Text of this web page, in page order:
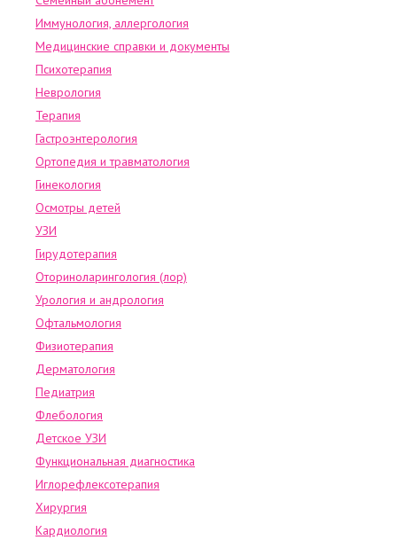
Иммунология, аллергология
Медицинские справки и документы
Психотерапия
Неврология
Терапия
Гастроэнтерология
Ортопедия и травматология
Гинекология
Осмотры детей
УЗИ
Гирудотерапия
Оториноларингология (лор)
Урология и андрология
Офтальмология
Физиотерапия
Дерматология
Педиатрия
Флебология
Детское УЗИ
Функциональная диагностика
Иглорефлексотерапия
Хирургия
Кардиология